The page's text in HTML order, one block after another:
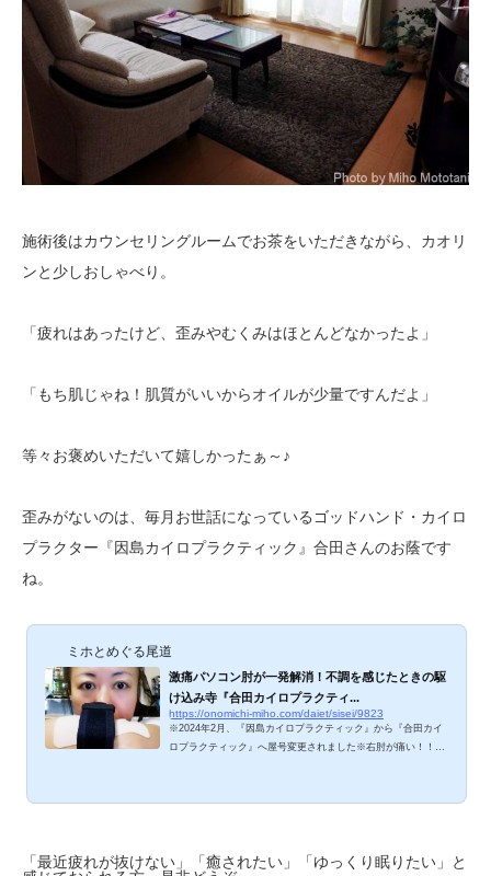
施術後はカウンセリングルームでお茶をいただきながら、カオリ
ンと少しおしゃべり。
「疲れはあったけど、歪みやむくみはほとんどなかったよ」
「もち肌じゃね！肌質がいいからオイルが少量ですんだよ」
等々お褒めいただいて嬉しかったぁ～♪
歪みがないのは、毎月お世話になっているゴッドハンド・カイロ
プラクター『因島カイロプラクティック』合田さんのお蔭です
ね。
ミホとめぐる尾道
激痛パソコン肘が一発解消！不調を感じたときの駆
け込み寺『合田カイロプラクティ...
https://onomichi-miho.com/daiet/sisei/9823
※2024年2月、『因島カイロプラクティック』から『合田カイ
ロプラクティック』へ屋号変更されました※右肘が痛い！！！
くとらえていたら、大間違いでした。痛みがだんだんひどくな
のし過ぎ！？ パソコン肘って何？ 「パソコン 肘 痛い」で
「最近疲れが抜けない」「癒されたい」「ゆっくり眠りたい」と